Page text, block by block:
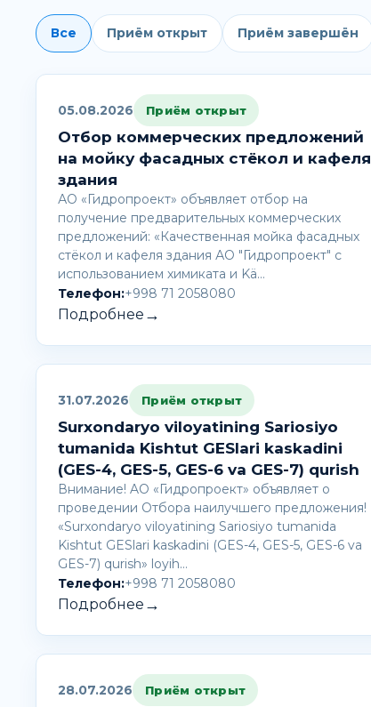
Все Приём открыт Приём завершён
05.08.2026 Приём открыт
Отбор коммерческих предложений
на мойку фасадных стёкол и кафеля
здания
АО «Гидропроект» объявляет отбор на
получение предварительных коммерческих
предложений: «Качественная мойка фасадных
стёкол и кафеля здания АО "Гидропроект" с
использованием химиката и Kä…
Телефон:+998 71 2058080
Подробнее →
31.07.2026 Приём открыт
Surxondaryo viloyatining Sariosiyo
tumanida Kishtut GESlari kaskadini
(GES-4, GES-5, GES-6 va GES-7) qurish
Внимание! AО «Гидропроект» объявляет о
проведении Отбора наилучшего предложения!
«Surxondaryo viloyatining Sariosiyo tumanida
Kishtut GESlari kaskadini (GES-4, GES-5, GES-6 va
GES-7) qurish» loyih…
Телефон:+998 71 2058080
Подробнее →
28.07.2026 Приём открыт